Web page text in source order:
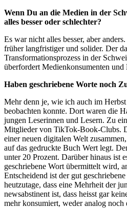
Wenn Du an die Medien in der
alles besser oder schlechter?
Es war nicht alles besser, aber
früher langfristiger und solider. Der
Transformationsprozess in der
überfordert Medienkonsumenten und
Haben geschriebene Worte noch
Mehr denn je, wie ich auch im
beobachten konnte. Dort waren die
jungen Leserinnen und Lesern. Zu
Mitglieder von TikTok-Book-Clubs.
einer neuen digitalen Welt
auf das gedruckte Buch Wert legt.
unter 20 Prozent. Darüber hinaus ist
geschriebene Wort übermittelt wird,
Entscheidend ist der gut
heutzutage, dass eine Mehrheit der
newsabstinent ist, dass heisst gar
mehr konsumiert, weder analog